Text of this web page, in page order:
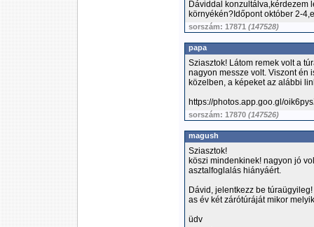
Dáviddal konzultálva,kérdezem
környékén?Időpont október 2-
sorszám: 17871 (147528)
papa
Sziasztok! Látom remek volt a
nagyon messze volt. Viszont én
közelben, a képeket az alábbi
https://photos.app.goo.gl/
sorszám: 17870 (147526)
magush
Sziasztok!
köszi mindenkinek! nagyon jó
asztalfoglalás hiányáért.
Dávid, jelentkezz be
as év két zárótúráját mikor
üdv